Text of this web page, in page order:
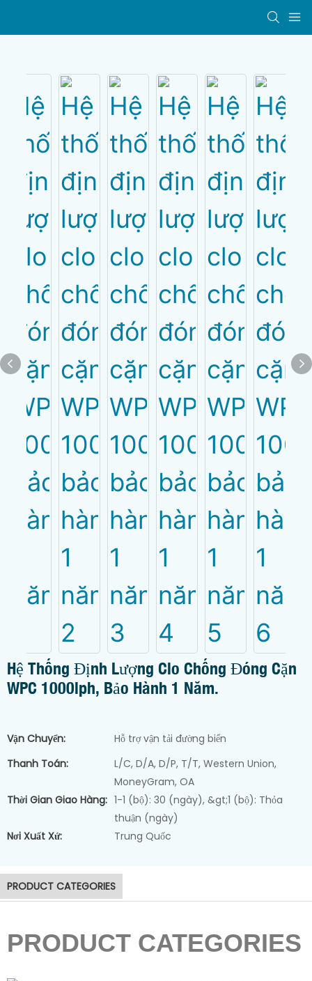
Hệ Thống Định Lượng Clo Chống Đóng Cặn
WPC 1000lph, Bảo Hành 1 Năm.
Vận Chuyển:
Hỗ trợ vận tải đường biển
Thanh Toán:
L/C, D/A, D/P, T/T, Western Union,
MoneyGram, OA
Thời Gian Giao Hàng: 1-1 (bộ): 30 (ngày), &gt;1 (bộ): Thỏa
thuận (ngày)
Nơi Xuất Xứ:
Trung Quốc
PRODUCT CATEGORIES
PRODUCT CATEGORIES